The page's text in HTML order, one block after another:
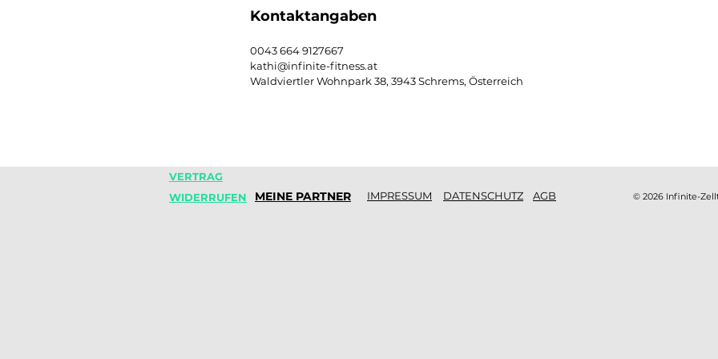
Kontaktangaben
0043 664 9127667
kathi@infinite-fitness.at
Waldviertler Wohnpark 38, 3943 Schrems, Österreich
MEINE PARTNER IMPRESSUM
VERTRAG
WIDERRUFEN
DATENSCHUTZ AGB © 2026 Infinite-